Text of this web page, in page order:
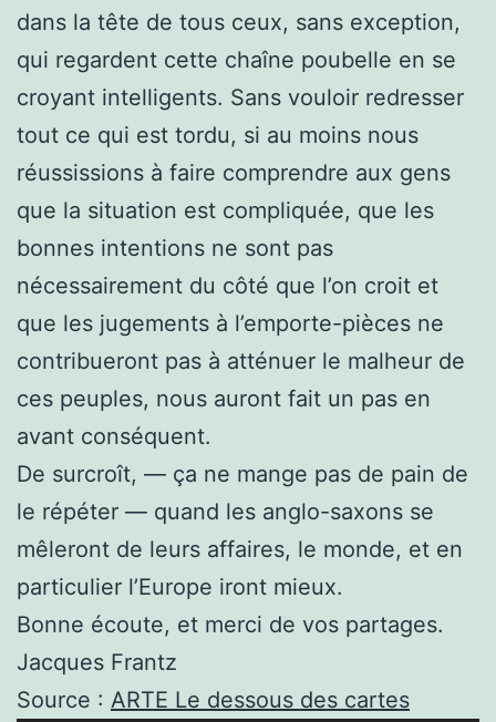
dans la tête de tous ceux, sans exception,
qui regardent cette chaîne poubelle en se
croyant intelligents. Sans vouloir redresser
tout ce qui est tordu, si au moins nous
réussissions à faire comprendre aux gens
que la situation est compliquée, que les
bonnes intentions ne sont pas
nécessairement du côté que l’on croit et
que les jugements à l’emporte-pièces ne
contribueront pas à atténuer le malheur de
ces peuples, nous auront fait un pas en
avant conséquent.
De surcroît, — ça ne mange pas de pain de
le répéter — quand les anglo-saxons se
mêleront de leurs affaires, le monde, et en
particulier l’Europe iront mieux.
Bonne écoute, et merci de vos partages.
Jacques Frantz
Source : ARTE Le dessous des cartes